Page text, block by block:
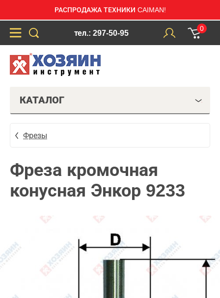
РАСПРОДАЖА ТЕХНИКИ CAIMAN!
тел.: 297-50-95
0
КАТАЛОГ
Фрезы
Фреза кромочная
конусная Энкор 9233